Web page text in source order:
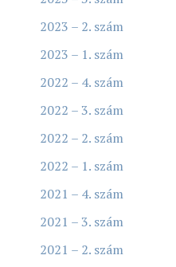
2023 – 2. szám
2023 – 1. szám
2022 – 4. szám
2022 – 3. szám
2022 – 2. szám
2022 – 1. szám
2021 – 4. szám
2021 – 3. szám
2021 – 2. szám